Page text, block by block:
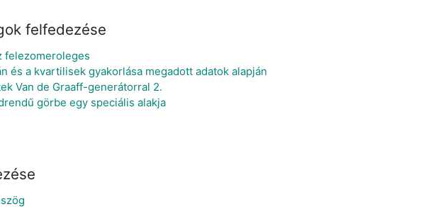
felfedezése
felezomeroleges
és a kvartilisek gyakorlása megadott adatok alapján
Van de Graaff-generátorral 2.
görbe egy speciális alakja